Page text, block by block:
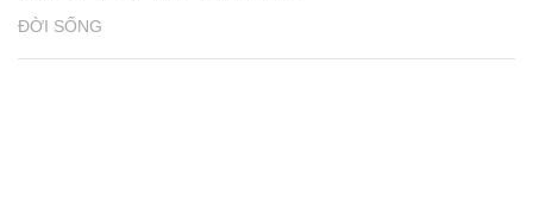
ĐỜI SỐNG